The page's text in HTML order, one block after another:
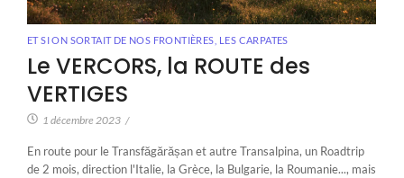
ET SI ON SORTAIT DE NOS FRONTIÈRES LES CARPATES
Le VERCORS, la ROUTE des
VERTIGES
1 décembre 2023 /
En route pour le Transfăgărășan et autre Transalpina, un Roadtrip
de 2 mois, direction l'Italie, la Grèce, la Bulgarie, la Roumanie..., mais